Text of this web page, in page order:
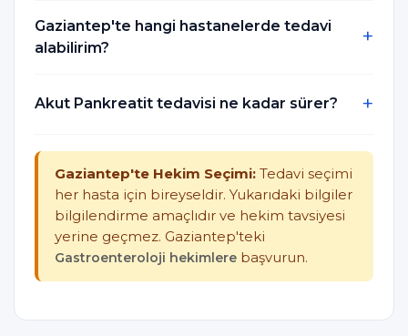
Gaziantep'te hangi hastanelerde tedavi
alabilirim?
Akut Pankreatit tedavisi ne kadar sürer?
Gaziantep'te Hekim Seçimi: Tedavi seçimi
her hasta için bireyseldir. Yukarıdaki bilgiler
bilgilendirme amaçlıdır ve hekim tavsiyesi
yerine geçmez. Gaziantep'teki
Gastroenteroloji hekimlere başvurun.